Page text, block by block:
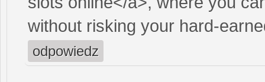
without risking your hard-
odpowiedz